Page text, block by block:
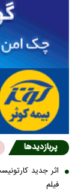
پربازدیدها
اثر جدید
فیلم